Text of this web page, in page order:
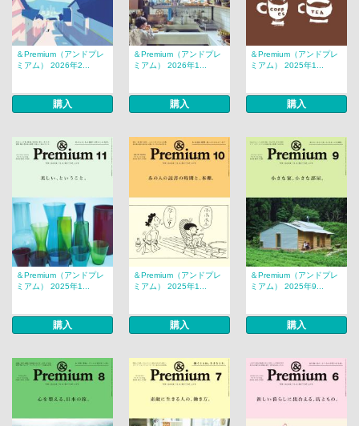
＆Premium（アンドプレ
ミアム） 2026年2...
購入
＆Premium（アンドプレ
ミアム） 2026年1...
購入
＆Premium（アンドプレ
ミアム） 2025年1...
購入
＆Premium（アンドプレ
ミアム） 2025年1...
購入
＆Premium（アンドプレ
ミアム） 2025年1...
購入
＆Premium（アンドプレ
ミアム） 2025年9...
購入